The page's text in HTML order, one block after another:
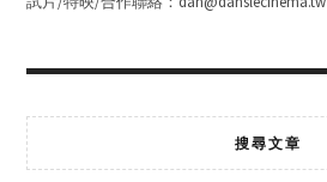
搜尋文章